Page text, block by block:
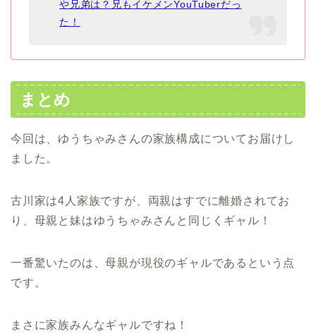
や兄弟は？兄もイケメンYouTuberだっ
た！
まとめ
今回は、ゆうちゃみさんの家族構成についてお届けし
ました。
古川家は4人家族ですが、両親はすでに離婚されてお
り、母親と妹はゆうちゃみさんと同じくギャル！
一番驚いたのは、母親が現役のギャルであるという点
です。
まさに家族みんなギャルですね！